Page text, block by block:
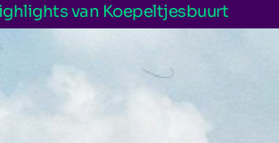
van Koepeltjesbuurt